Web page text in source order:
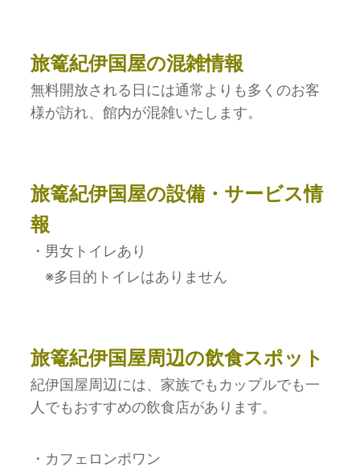
旅篭紀伊国屋の混雑情報
無料開放される日には通常よりも多くのお客
様が訪れ、館内が混雑いたします。
旅篭紀伊国屋の設備・サービス情
報
・男女トイレあり
※多目的トイレはありません
旅篭紀伊国屋周辺の飲食スポット
紀伊国屋周辺には、家族でもカップルでも一
人でもおすすめの飲食店があります。
・カフェロンポワン